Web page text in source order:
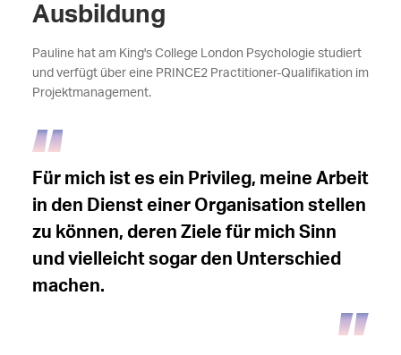
Ausbildung
Pauline hat am King's College London Psychologie studiert
und verfügt über eine PRINCE2 Practitioner-Qualifikation im
Projektmanagement.
Für mich ist es ein Privileg, meine Arbeit
in den Dienst einer Organisation stellen
zu können, deren Ziele für mich Sinn
und vielleicht sogar den Unterschied
machen.